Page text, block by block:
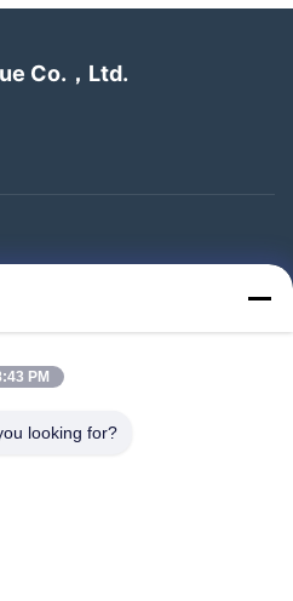
Co.，Ltd.
PM
looking for?